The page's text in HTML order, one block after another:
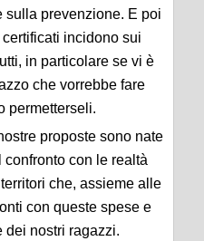
sulla prevenzione. E poi
incidono sui
in particolare se vi è
che vorrebbe fare
permetterseli.
proposte sono nate
con le realtà
che, assieme alle
con queste spese e
dei nostri ragazzi.